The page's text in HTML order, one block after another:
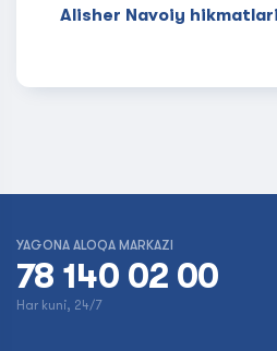
Alisher Navoiy hikmatlari
YAGONA ALOQA MARKAZI
78 140 02 00
Har kuni, 24/7